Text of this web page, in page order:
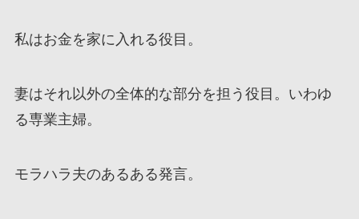
私はお金を家に入れる役目。
妻はそれ以外の全体的な部分を担う役目。いわゆ
る専業主婦。
モラハラ夫のあるある発言。